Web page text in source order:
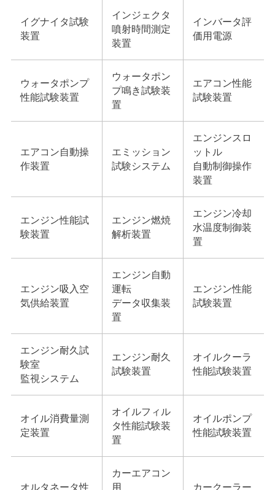
イグナイタ試験
装置
インジェクタ
噴射時間測定
装置
インバータ評
価用電源
ウォータポンプ
性能試験装置
ウォータポン
プ鳴き試験装
置
エアコン性能
試験装置
エアコン自動操
作装置
エミッション
試験システム
エンジンスロ
ットル
自動制御操作
装置
エンジン性能試
験装置
エンジン燃焼
解析装置
エンジン冷却
水温度制御装
置
エンジン吸入空
気供給装置
エンジン自動
運転
データ収集装
置
エンジン性能
試験装置
エンジン耐久試
験室
監視システム
エンジン耐久
試験装置
オイルクーラ
性能試験装置
オイル消費量測
定装置
オイルフィル
タ性能試験装
置
オイルポンプ
性能試験装置
オルタネータ性
カーエアコン
用
カークーラー